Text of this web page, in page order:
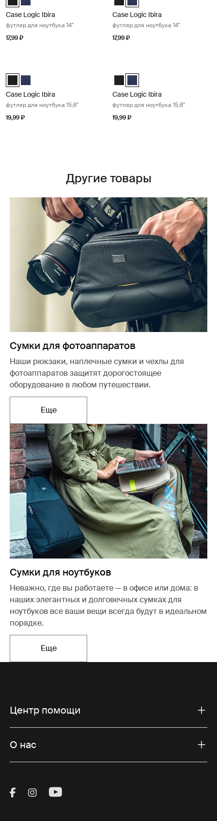
Case Logic Ibira
футляр для ноутбука 14"
17,99 ₽
Case Logic Ibira
футляр для ноутбука 14"
17,99 ₽
Case Logic Ibira Laptop Sleeve Чёрный (selected)
Case Logic Ibira Laptop Sleeve Платье синее
Case Logic Ibira
футляр для ноутбука 15,6"
19,99 ₽
Case Logic Ibira Laptop Sleeve
Case Logic Ibira Laptop
Case Logic Ibira
футляр для ноутбука 15,6"
19,99 ₽
Другие товары
Сумки для фотоаппаратов
Наши рюкзаки, наплечные сумки и чехлы для
фотоаппаратов защитят дорогостоящее
оборудование в любом путешествии.
Еще
Открывается в новой вкладке
Сумки для ноутбуков
Неважно, где вы работаете — в офисе или дома: в
наших элегантных и долговечных сумках для
ноутбуков все ваши вещи всегда будут в идеальном
порядке.
Еще
Открывается в новой вкладке
Центр помощи
О нас
Visit Thule on Facebook (external link)
Visit Thule on Instagram (external link)
Visit Thule on Youtube (external